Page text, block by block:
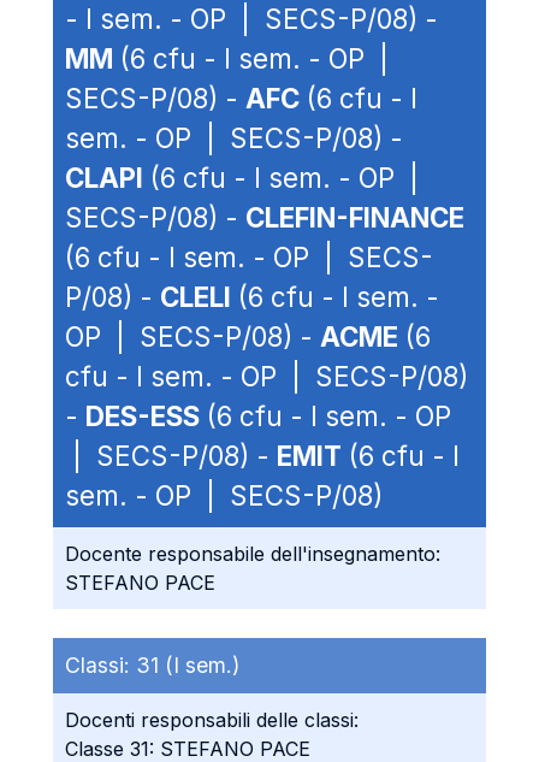
- I sem. - OP | SECS-P/08) -
MM (6 cfu - I sem. - OP |
SECS-P/08) - AFC (6 cfu - I
sem. - OP | SECS-P/08) -
CLAPI (6 cfu - I sem. - OP |
SECS-P/08) - CLEFIN-FINANCE
(6 cfu - I sem. - OP | SECS-
P/08) - CLELI (6 cfu - I sem. -
OP | SECS-P/08) - ACME (6
cfu - I sem. - OP | SECS-P/08)
- DES-ESS (6 cfu - I sem. - OP
| SECS-P/08) - EMIT (6 cfu - I
sem. - OP | SECS-P/08)
Docente responsabile dell'insegnamento:
STEFANO PACE
Classi: 31 (I sem.)
Docenti responsabili delle classi:
Classe 31: STEFANO PACE